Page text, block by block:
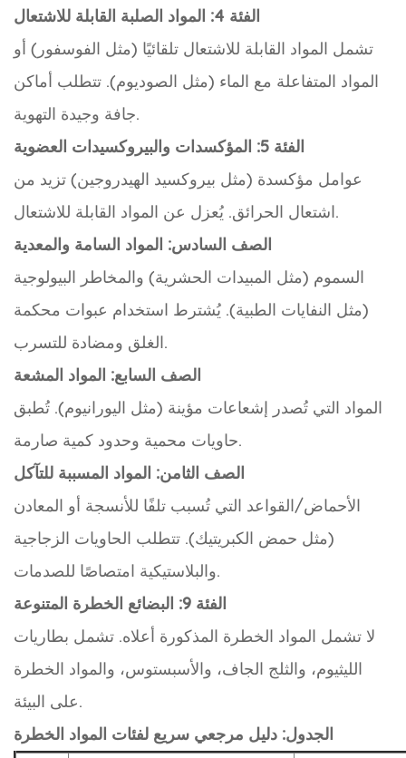
الفئة 4: المواد الصلبة القابلة للاشتعال
تشمل المواد القابلة للاشتعال تلقائيًا (مثل الفوسفور) أو
المواد المتفاعلة مع الماء (مثل الصوديوم). تتطلب أماكن
جافة وجيدة التهوية.
الفئة 5: المؤكسدات والبيروكسيدات العضوية
عوامل مؤكسدة (مثل بيروكسيد الهيدروجين) تزيد من
اشتعال الحرائق. يُعزل عن المواد القابلة للاشتعال.
الصف السادس: المواد السامة والمعدية
السموم (مثل المبيدات الحشرية) والمخاطر البيولوجية
(مثل النفايات الطبية). يُشترط استخدام عبوات محكمة
الغلق ومضادة للتسرب.
الصف السابع: المواد المشعة
المواد التي تُصدر إشعاعات مؤينة (مثل اليورانيوم). تُطبق
حاويات محمية وحدود كمية صارمة.
الصف الثامن: المواد المسببة للتآكل
الأحماض/القواعد التي تُسبب تلفًا للأنسجة أو المعادن
(مثل حمض الكبريتيك). تتطلب الحاويات الزجاجية
والبلاستيكية امتصاصًا للصدمات.
الفئة 9: البضائع الخطرة المتنوعة
لا تشمل المواد الخطرة المذكورة أعلاه. تشمل بطاريات
الليثيوم، والثلج الجاف، والأسبستوس، والمواد الخطرة
على البيئة.
الجدول: دليل مرجعي سريع لفئات المواد الخطرة